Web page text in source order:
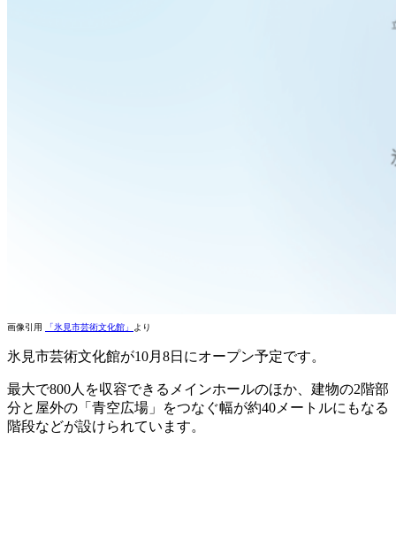
画像引用 「氷見市芸術文化館」 より
氷見市芸術文化館が10月8日にオープン予定です。
最大で800人を収容できるメインホールのほか、建物の2階部
分と屋外の「青空広場」をつなぐ幅が約40メートルにもなる
階段などが設けられています。